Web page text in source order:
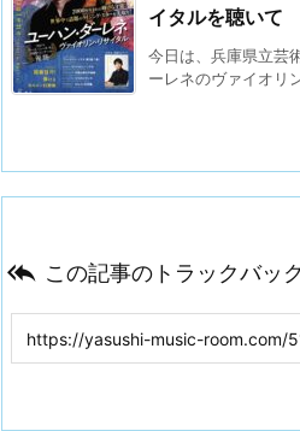
イタルを聴いて
今日は、兵庫県立芸
ーレネのヴァイオリ
 この記事のトラックバッ